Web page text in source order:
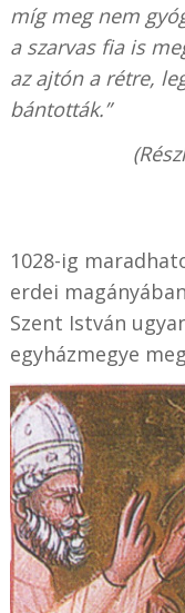
míg meg nem
a szarvas fia is
az ajtón a rétre,
bántották.”
1028-ig
erdei
Szent István
egyházmegye